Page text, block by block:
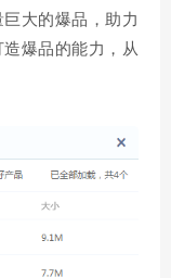
大的爆品，助力
爆品的能力，从